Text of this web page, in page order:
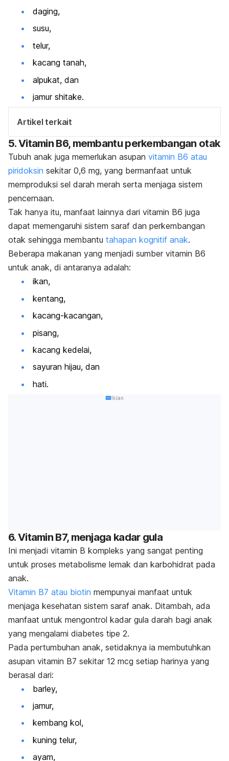
daging,
susu,
telur,
kacang tanah,
alpukat, dan
jamur shitake.
Artikel terkait
5. Vitamin B6, membantu perkembangan otak
Tubuh anak juga memerlukan asupan vitamin B6 atau
piridoksin sekitar 0,6 mg, yang bermanfaat untuk
memproduksi sel darah merah serta menjaga sistem
pencernaan.
Tak hanya itu, manfaat lainnya dari vitamin B6 juga
dapat memengaruhi sistem saraf dan perkembangan
otak sehingga membantu tahapan kognitif anak.
Beberapa makanan yang menjadi sumber vitamin B6
untuk anak, di antaranya adalah:
ikan,
kentang,
kacang-kacangan,
pisang,
kacang kedelai,
sayuran hijau, dan
hati.
Iklan
6. Vitamin B7, menjaga kadar gula
Ini menjadi vitamin B kompleks yang sangat penting
untuk proses metabolisme lemak dan karbohidrat pada
anak.
Vitamin B7 atau biotin mempunyai manfaat untuk
menjaga kesehatan sistem saraf anak. Ditambah, ada
manfaat untuk mengontrol kadar gula darah bagi anak
yang mengalami diabetes tipe 2.
Pada pertumbuhan anak, setidaknya ia membutuhkan
asupan vitamin B7 sekitar 12 mcg setiap harinya yang
berasal dari:
barley,
jamur,
kembang kol,
kuning telur,
ayam,